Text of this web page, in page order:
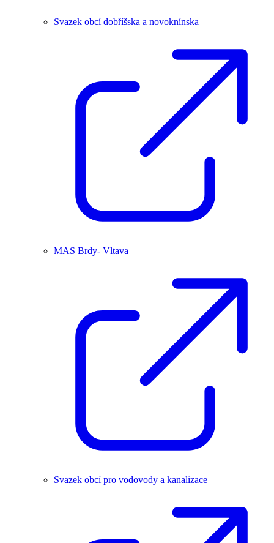
Svazek obcí dobříšska a novoknínska
MAS Brdy- Vltava
Svazek obcí pro vodovody a kanalizace